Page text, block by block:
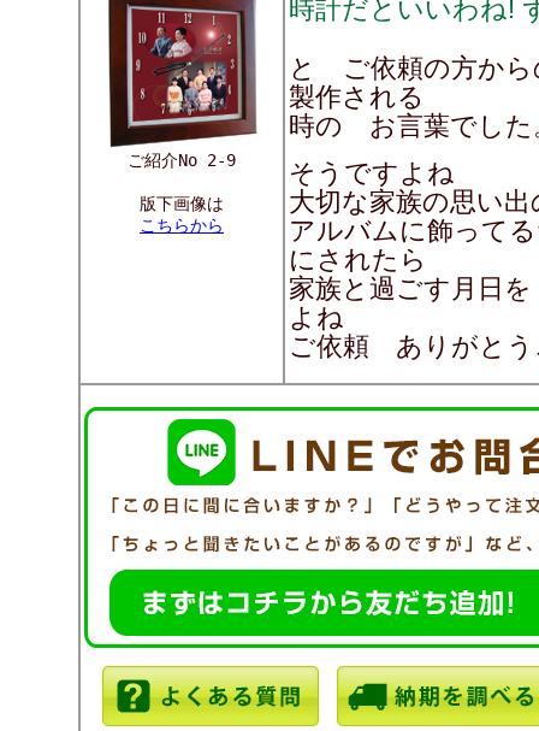
ご紹介No 2-9
版下画像は
こちらから
時計だといいわね!
と ご依頼の方か
製作される
時の お言葉でし
そうですよね
大切な家族の思い
アルバムに飾って
にされたら
家族と過ごす月日
よね
ご依頼 ありがとう